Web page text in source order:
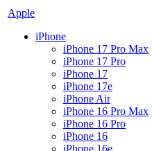
Apple
iPhone
iPhone 17 Pro Max
iPhone 17 Pro
iPhone 17
iPhone 17e
iPhone Air
iPhone 16 Pro Max
iPhone 16 Pro
iPhone 16
iPhone 16e